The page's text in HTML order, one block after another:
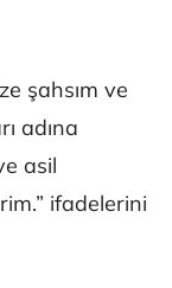
şahsım ve
adına
asil
ifadelerini